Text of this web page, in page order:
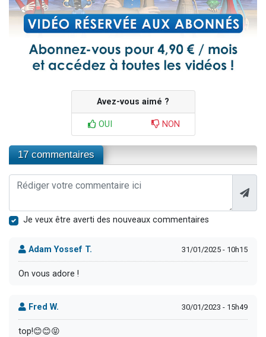
Avez-vous aimé ?
OUI NON
17 commentaires
Je veux être averti des nouveaux commentaires
Adam Yossef T. 31/01/2025 - 10h15
On vous adore !
Fred W. 30/01/2023 - 15h49
top!😊😊😝